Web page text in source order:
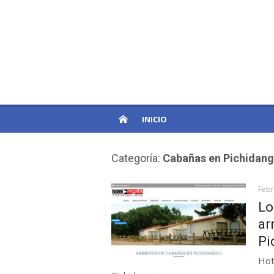
INICIO
Categoría: Cabañas en